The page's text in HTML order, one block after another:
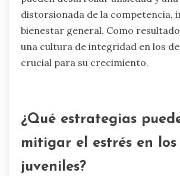
disminución de la confianza, un
estrés y un desarrollo mental
efectos pueden obstaculizar la
atletas para hacer frente a la
distorsionada de la competencia,
bienestar general. Como
una cultura de integridad en los
crucial para su crecimiento.